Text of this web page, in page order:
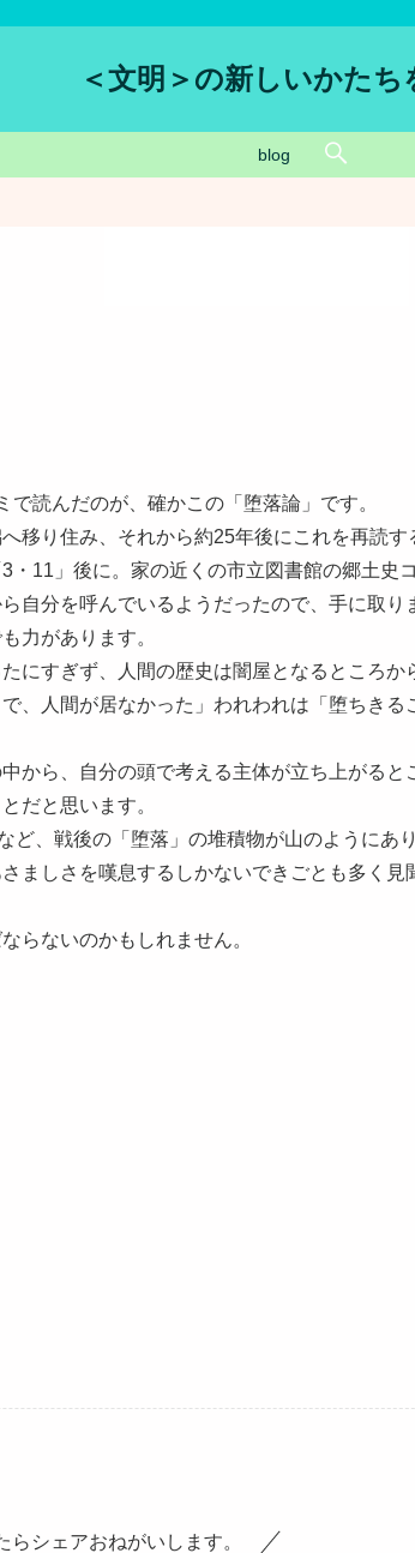
＜文明＞の新しいかたち
blog
読んだのが、確かこの「堕落論」です。
移り住み、それから約25年後にこれを再読す
・11」後に。家の近くの市立図書館の郷土史
自分を呼んでいるようだったので、手に取り
力があります。
にすぎず、人間の歴史は闇屋となるところか
、人間が居なかった」われわれは「堕ちきる
から、自分の頭で考える主体が立ち上がると
だと思います。
ど、戦後の「堕落」の堆積物が山のようにあ
ましさを嘆息するしかないできごとも多く見
らないのかもしれません。
らシェアおねがいします。